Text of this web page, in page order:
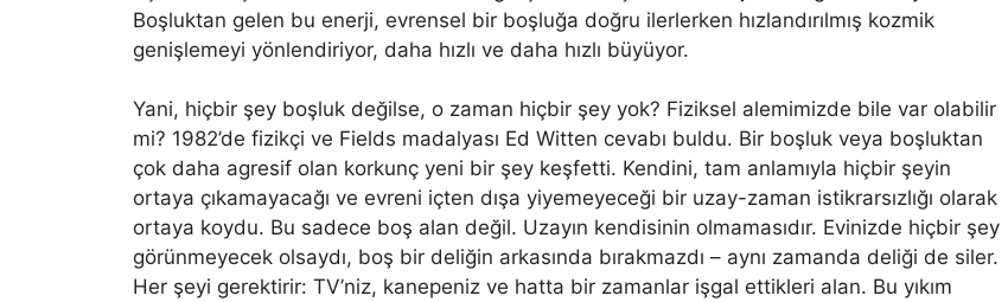
Boşluktan gelen bu enerji, evrensel bir boşluğa doğru ilerlerken hızlandırılmış kozmik
genişlemeyi yönlendiriyor, daha hızlı ve daha hızlı büyüyor.
Yani, hiçbir şey boşluk değilse, o zaman hiçbir şey yok? Fiziksel alemimizde bile var olabilir
mi? 1982’de fizikçi ve Fields madalyası Ed Witten cevabı buldu. Bir boşluk veya boşluktan
çok daha agresif olan korkunç yeni bir şey keşfetti. Kendini, tam anlamıyla hiçbir şeyin
ortaya çıkamayacağı ve evreni içten dışa yiyemeyeceği bir uzay-zaman istikrarsızlığı olarak
ortaya koydu. Bu sadece boş alan değil. Uzayın kendisinin olmamasıdır. Evinizde hiçbir şey
görünmeyecek olsaydı, boş bir deliğin arkasında bırakmazdı – aynı zamanda deliği de siler.
Her şeyi gerektirir: TV’niz, kanepeniz ve hatta bir zamanlar işgal ettikleri alan. Bu yıkım